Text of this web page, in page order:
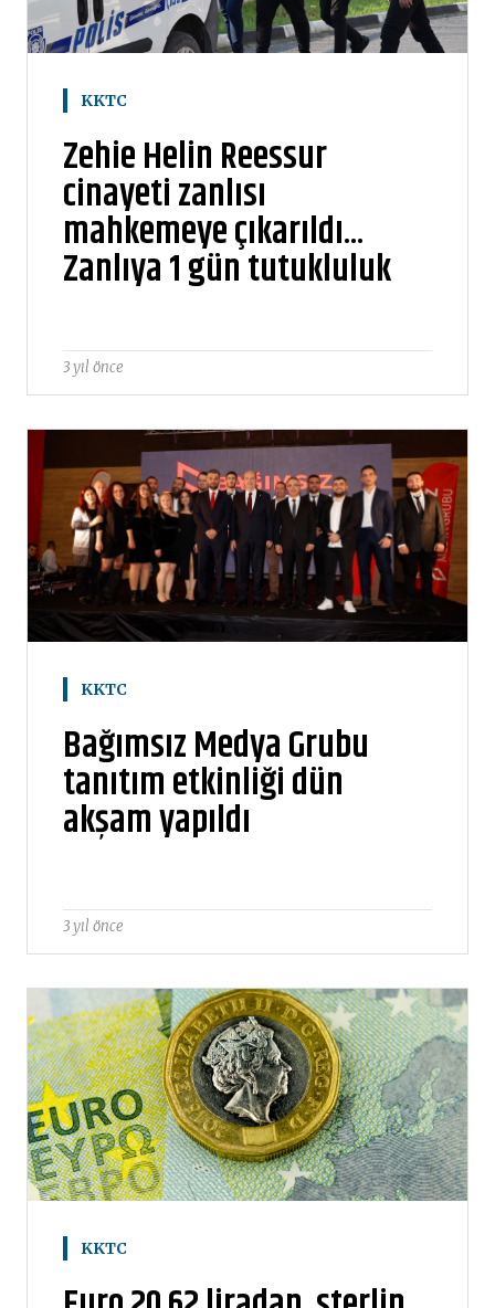
KKTC
Zehie Helin Reessur
cinayeti zanlısı
mahkemeye çıkarıldı...
Zanlıya 1 gün tutukluluk
3 yıl önce
KKTC
Bağımsız Medya Grubu
tanıtım etkinliği dün
akşam yapıldı
3 yıl önce
KKTC